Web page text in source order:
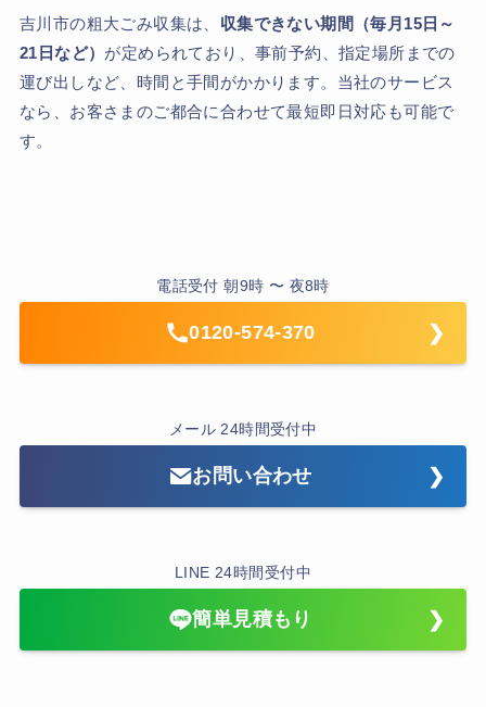
吉川市の粗大ごみ収集は、 収集できない期間（毎月15日～
21日など） が定められており、事前予約、指定場所までの
運び出しなど、時間と手間がかかります。当社のサービス
なら、お客さまのご都合に合わせて最短即日対応も可能で
す。
電話受付 朝9時 〜 夜8時
0120-574-370
メール 24時間受付中
お問い合わせ
LINE 24時間受付中
簡単見積もり